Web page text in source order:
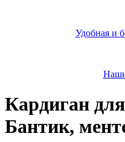
Удобная и
Кардиган
Бантик,